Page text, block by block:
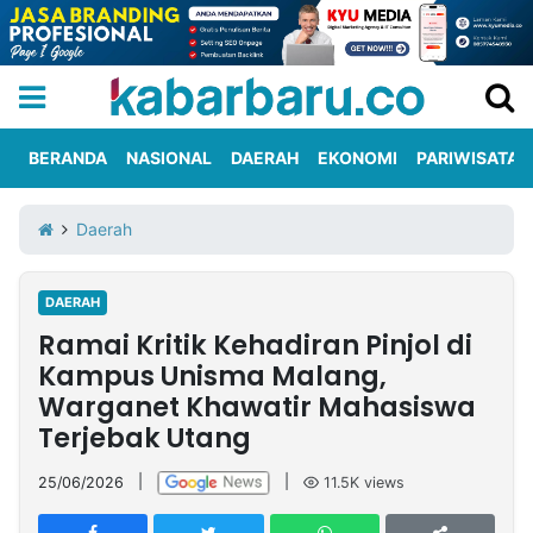
Iklan
Berita
Kami
Nasional
International
Olahraga
Entertainment
Daerah
Pariwisata
Kuliner
Kolom
Network
PT
TREETAN
BERANDA NASIONAL DAERAH EKONOMI PARIWISATA
Daerah
DAERAH
Ramai Kritik Kehadiran Pinjol di
Kampus Unisma Malang,
Warganet Khawatir Mahasiswa
Terjebak Utang
25/06/2026 11.5K views